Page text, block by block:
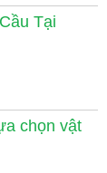
Tại
chọn vật